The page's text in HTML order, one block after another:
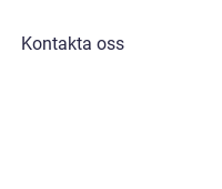
Kontakta oss